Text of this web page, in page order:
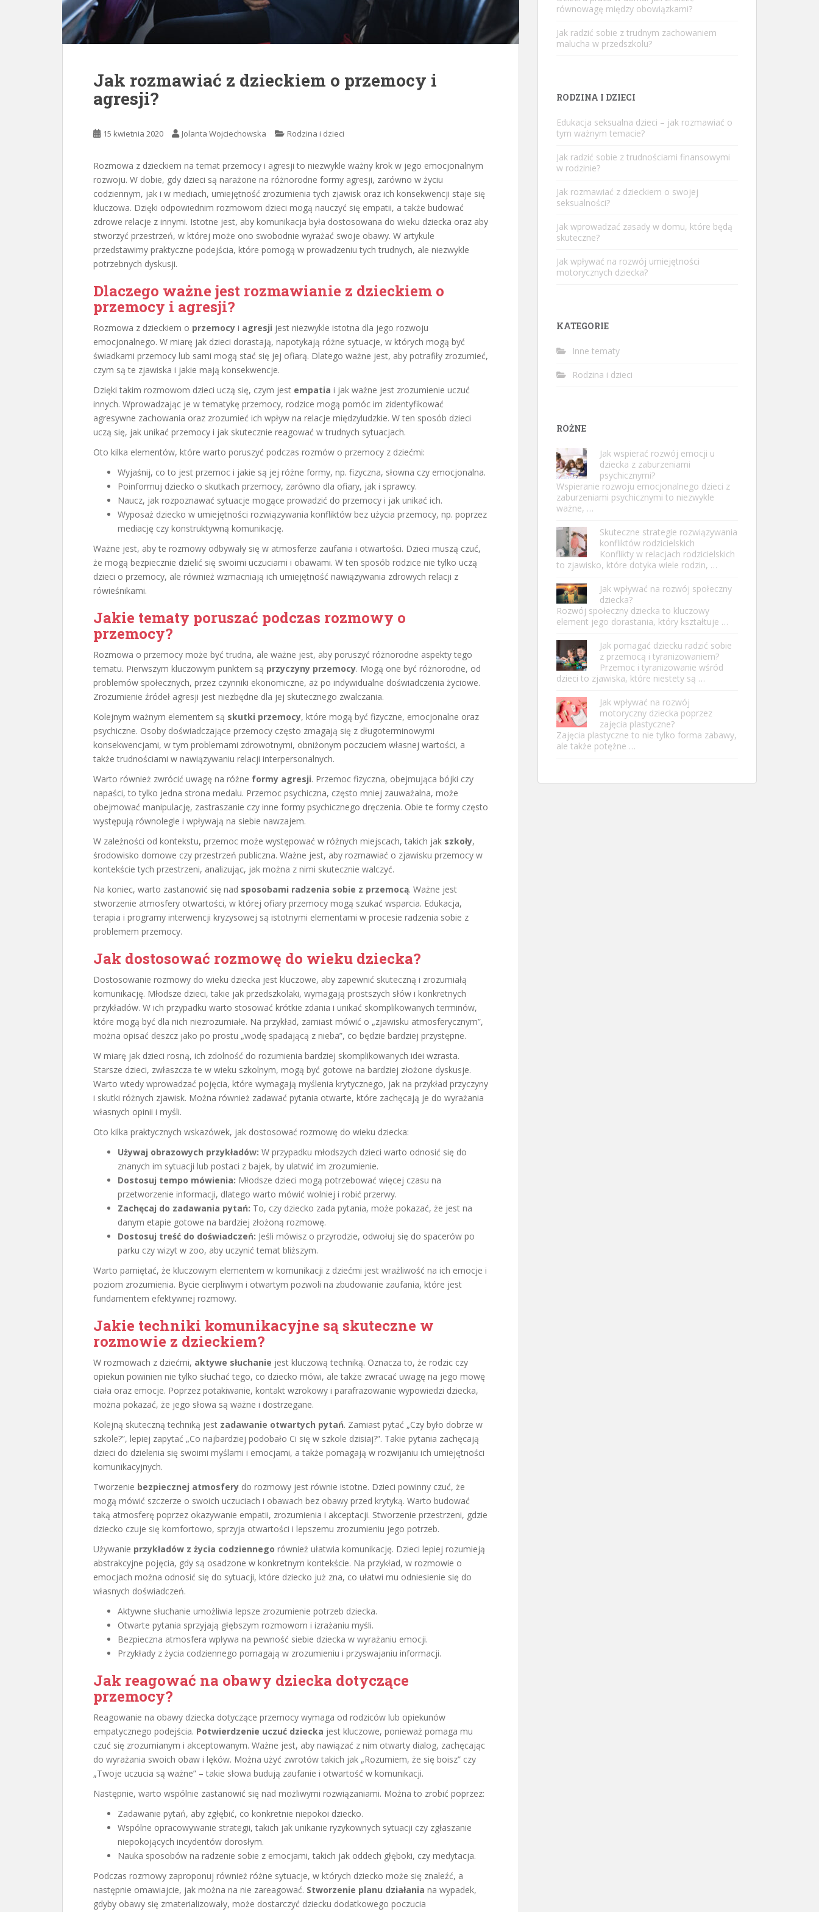
Jak rozmawiać z dzieckiem o przemocy i
agresji?
15 kwietnia 2020 Jolanta Wojciechowska Rodzina i dzieci
Rozmowa z dzieckiem na temat przemocy i agresji to niezwykle ważny krok w jego emocjonalnym
rozwoju. W dobie, gdy dzieci są narażone na różnorodne formy agresji, zarówno w życiu
codziennym, jak i w mediach, umiejętność zrozumienia tych zjawisk oraz ich konsekwencji staje się
kluczowa. Dzięki odpowiednim rozmowom dzieci mogą nauczyć się empatii, a także budować
zdrowe relacje z innymi. Istotne jest, aby komunikacja była dostosowana do wieku dziecka oraz aby
stworzyć przestrzeń, w której może ono swobodnie wyrażać swoje obawy. W artykule
przedstawimy praktyczne podejścia, które pomogą w prowadzeniu tych trudnych, ale niezwykle
potrzebnych dyskusji.
Dlaczego ważne jest rozmawianie z dzieckiem o
przemocy i agresji?
Rozmowa z dzieckiem o przemocy i agresji jest niezwykle istotna dla jego rozwoju
emocjonalnego. W miarę jak dzieci dorastają, napotykają różne sytuacje, w których mogą być
świadkami przemocy lub sami mogą stać się jej ofiarą. Dlatego ważne jest, aby potrafiły zrozumieć,
czym są te zjawiska i jakie mają konsekwencje.
Dzięki takim rozmowom dzieci uczą się, czym jest empatia i jak ważne jest zrozumienie uczuć
innych. Wprowadzając je w tematykę przemocy, rodzice mogą pomóc im zidentyfikować
agresywne zachowania oraz zrozumieć ich wpływ na relacje międzyludzkie. W ten sposób dzieci
uczą się, jak unikać przemocy i jak skutecznie reagować w trudnych sytuacjach.
Oto kilka elementów, które warto poruszyć podczas rozmów o przemocy z dziećmi:
Wyjaśnij, co to jest przemoc i jakie są jej różne formy, np. fizyczna, słowna czy emocjonalna.
Poinformuj dziecko o skutkach przemocy, zarówno dla ofiary, jak i sprawcy.
Naucz, jak rozpoznawać sytuacje mogące prowadzić do przemocy i jak unikać ich.
Wyposaż dziecko w umiejętności rozwiązywania konfliktów bez użycia przemocy, np. poprzez
mediację czy konstruktywną komunikację.
Ważne jest, aby te rozmowy odbywały się w atmosferze zaufania i otwartości. Dzieci muszą czuć,
że mogą bezpiecznie dzielić się swoimi uczuciami i obawami. W ten sposób rodzice nie tylko uczą
dzieci o przemocy, ale również wzmacniają ich umiejętność nawiązywania zdrowych relacji z
rówieśnikami.
Jakie tematy poruszać podczas rozmowy o
przemocy?
Rozmowa o przemocy może być trudna, ale ważne jest, aby poruszyć różnorodne aspekty tego
tematu. Pierwszym kluczowym punktem są przyczyny przemocy. Mogą one być różnorodne, od
problemów społecznych, przez czynniki ekonomiczne, aż po indywidualne doświadczenia życiowe.
Zrozumienie źródeł agresji jest niezbędne dla jej skutecznego zwalczania.
Kolejnym ważnym elementem są skutki przemocy, które mogą być fizyczne, emocjonalne oraz
psychiczne. Osoby doświadczające przemocy często zmagają się z długoterminowymi
konsekwencjami, w tym problemami zdrowotnymi, obniżonym poczuciem własnej wartości, a
także trudnościami w nawiązywaniu relacji interpersonalnych.
Warto również zwrócić uwagę na różne formy agresji. Przemoc fizyczna, obejmująca bójki czy
napaści, to tylko jedna strona medalu. Przemoc psychiczna, często mniej zauważalna, może
obejmować manipulację, zastraszanie czy inne formy psychicznego dręczenia. Obie te formy często
występują równolegle i wpływają na siebie nawzajem.
W zależności od kontekstu, przemoc może występować w różnych miejscach, takich jak szkoły,
środowisko domowe czy przestrzeń publiczna. Ważne jest, aby rozmawiać o zjawisku przemocy w
kontekście tych przestrzeni, analizując, jak można z nimi skutecznie walczyć.
Na koniec, warto zastanowić się nad sposobami radzenia sobie z przemocą. Ważne jest
stworzenie atmosfery otwartości, w której ofiary przemocy mogą szukać wsparcia. Edukacja,
terapia i programy interwencji kryzysowej są istotnymi elementami w procesie radzenia sobie z
problemem przemocy.
Jak dostosować rozmowę do wieku dziecka?
Dostosowanie rozmowy do wieku dziecka jest kluczowe, aby zapewnić skuteczną i zrozumiałą
komunikację. Młodsze dzieci, takie jak przedszkolaki, wymagają prostszych słów i konkretnych
przykładów. W ich przypadku warto stosować krótkie zdania i unikać skomplikowanych terminów,
które mogą być dla nich niezrozumiałe. Na przykład, zamiast mówić o „zjawisku atmosferycznym”,
można opisać deszcz jako po prostu „wodę spadającą z nieba”, co będzie bardziej przystępne.
W miarę jak dzieci rosną, ich zdolność do rozumienia bardziej skomplikowanych idei wzrasta.
Starsze dzieci, zwłaszcza te w wieku szkolnym, mogą być gotowe na bardziej złożone dyskusje.
Warto wtedy wprowadzać pojęcia, które wymagają myślenia krytycznego, jak na przykład przyczyny
i skutki różnych zjawisk. Można również zadawać pytania otwarte, które zachęcają je do wyrażania
własnych opinii i myśli.
Oto kilka praktycznych wskazówek, jak dostosować rozmowę do wieku dziecka:
Używaj obrazowych przykładów: W przypadku młodszych dzieci warto odnosić się do
znanych im sytuacji lub postaci z bajek, by ulatwić im zrozumienie.
Dostosuj tempo mówienia: Młodsze dzieci mogą potrzebować więcej czasu na
przetworzenie informacji, dlatego warto mówić wolniej i robić przerwy.
Zachęcaj do zadawania pytań: To, czy dziecko zada pytania, może pokazać, że jest na
danym etapie gotowe na bardziej złożoną rozmowę.
Dostosuj treść do doświadczeń: Jeśli mówisz o przyrodzie, odwołuj się do spacerów po
parku czy wizyt w zoo, aby uczynić temat bliższym.
Warto pamiętać, że kluczowym elementem w komunikacji z dziećmi jest wrażliwość na ich emocje i
poziom zrozumienia. Bycie cierpliwym i otwartym pozwoli na zbudowanie zaufania, które jest
fundamentem efektywnej rozmowy.
Jakie techniki komunikacyjne są skuteczne w
rozmowie z dzieckiem?
W rozmowach z dziećmi, aktywe słuchanie jest kluczową techniką. Oznacza to, że rodzic czy
opiekun powinien nie tylko słuchać tego, co dziecko mówi, ale także zwracać uwagę na jego mowę
ciała oraz emocje. Poprzez potakiwanie, kontakt wzrokowy i parafrazowanie wypowiedzi dziecka,
można pokazać, że jego słowa są ważne i dostrzegane.
Kolejną skuteczną techniką jest zadawanie otwartych pytań. Zamiast pytać „Czy było dobrze w
szkole?”, lepiej zapytać „Co najbardziej podobało Ci się w szkole dzisiaj?”. Takie pytania zachęcają
dzieci do dzielenia się swoimi myślami i emocjami, a także pomagają w rozwijaniu ich umiejętności
komunikacyjnych.
Tworzenie bezpiecznej atmosfery do rozmowy jest równie istotne. Dzieci powinny czuć, że
mogą mówić szczerze o swoich uczuciach i obawach bez obawy przed krytyką. Warto budować
taką atmosferę poprzez okazywanie empatii, zrozumienia i akceptacji. Stworzenie przestrzeni, gdzie
dziecko czuje się komfortowo, sprzyja otwartości i lepszemu zrozumieniu jego potrzeb.
Używanie przykładów z życia codziennego również ułatwia komunikację. Dzieci lepiej rozumieją
abstrakcyjne pojęcia, gdy są osadzone w konkretnym kontekście. Na przykład, w rozmowie o
emocjach można odnosić się do sytuacji, które dziecko już zna, co ułatwi mu odniesienie się do
własnych doświadczeń.
Aktywne słuchanie umożliwia lepsze zrozumienie potrzeb dziecka.
Otwarte pytania sprzyjają głębszym rozmowom i izrażaniu myśli.
Bezpieczna atmosfera wpływa na pewność siebie dziecka w wyrażaniu emocji.
Przykłady z życia codziennego pomagają w zrozumieniu i przyswajaniu informacji.
Jak reagować na obawy dziecka dotyczące
przemocy?
Reagowanie na obawy dziecka dotyczące przemocy wymaga od rodziców lub opiekunów
empatycznego podejścia. Potwierdzenie uczuć dziecka jest kluczowe, ponieważ pomaga mu
czuć się zrozumianym i akceptowanym. Ważne jest, aby nawiązać z nim otwarty dialog, zachęcając
do wyrażania swoich obaw i lęków. Można użyć zwrotów takich jak „Rozumiem, że się boisz” czy
„Twoje uczucia są ważne” – takie słowa budują zaufanie i otwartość w komunikacji.
Następnie, warto wspólnie zastanowić się nad możliwymi rozwiązaniami. Można to zrobić poprzez:
Zadawanie pytań, aby zgłębić, co konkretnie niepokoi dziecko.
Wspólne opracowywanie strategii, takich jak unikanie ryzykownych sytuacji czy zgłaszanie
niepokojących incydentów dorosłym.
Nauka sposobów na radzenie sobie z emocjami, takich jak oddech głęboki, czy medytacja.
Podczas rozmowy zaproponuj również różne sytuacje, w których dziecko może się znaleźć, a
następnie omawiajcie, jak można na nie zareagować. Stworzenie planu działania na wypadek,
gdyby obawy się zmaterializowały, może dostarczyć dziecku dodatkowego poczucia
równowagę między obowiązkami?
Jak radzić sobie z trudnym zachowaniem
malucha w przedszkolu?
RODZINA I DZIECI
Edukacja seksualna dzieci – jak rozmawiać o
tym ważnym temacie?
Jak radzić sobie z trudnościami finansowymi
w rodzinie?
Jak rozmawiać z dzieckiem o swojej
seksualności?
Jak wprowadzać zasady w domu, które będą
skuteczne?
Jak wpływać na rozwój umiejętności
motorycznych dziecka?
KATEGORIE
Inne tematy
Rodzina i dzieci
RÓŻNE
Jak wspierać rozwój emocji u
dziecka z zaburzeniami
psychicznymi?
Wspieranie rozwoju emocjonalnego dzieci z
zaburzeniami psychicznymi to niezwykle
ważne, …
Skuteczne strategie rozwiązywania
konfliktów rodzicielskich
Konflikty w relacjach rodzicielskich
to zjawisko, które dotyka wiele rodzin, …
Jak wpływać na rozwój społeczny
dziecka?
Rozwój społeczny dziecka to kluczowy
element jego dorastania, który kształtuje …
Jak pomagać dziecku radzić sobie
z przemocą i tyranizowaniem?
Przemoc i tyranizowanie wśród
dzieci to zjawiska, które niestety są …
Jak wpływać na rozwój
motoryczny dziecka poprzez
zajęcia plastyczne?
Zajęcia plastyczne to nie tylko forma zabawy,
ale także potężne …